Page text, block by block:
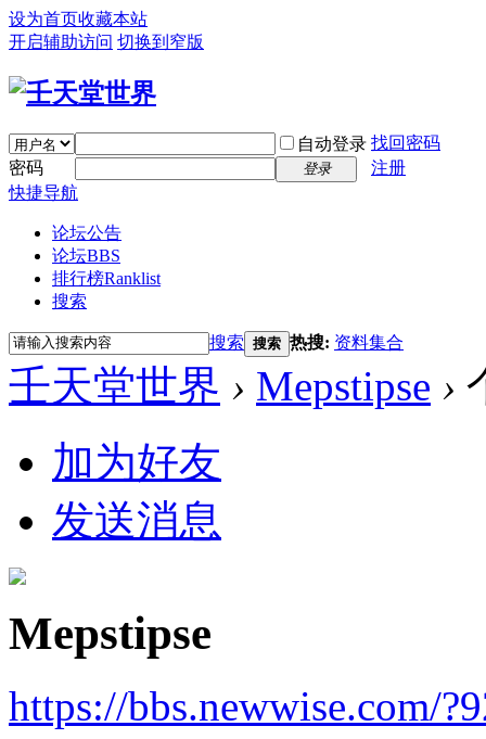
设为首页收藏本站
开启辅助访问 切换到窄版
自动登录 找回密码
密码
登录
注册
快捷导航
论坛公告
论坛BBS
排行榜Ranklist
搜索
搜索 搜索 热搜: 资料集合
壬天堂世界 › Mepstipse ›
加为好友
发送消息
Mepstipse
https://bbs.newwise.com/